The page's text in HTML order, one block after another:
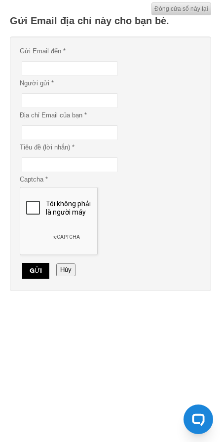
Gửi Email địa chỉ này cho bạn bè.
Đóng cửa sổ này lại
Gửi Email đến *
Người gửi *
Địa chỉ Email của bạn *
Tiêu đề (lời nhắn) *
Captcha*
GỬI Hủy